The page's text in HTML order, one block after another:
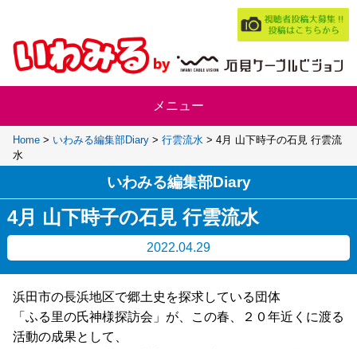
Home > いわみる編集部Diary > 行雲流水 > 4月 山下時子の石見 行雲流
水
いわみる編集部Diary
4月 山下時子の石見 行雲流水
2022.04.29
浜田市の長浜地区で郷土史を探求している団体
「ふる里の氏神様探訪会」が、この春、２０年近くに渡る
活動の成果として、